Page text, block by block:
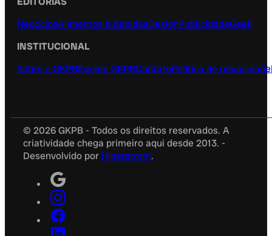
NegóciosAlimentos & BebidasDesignPublicidadeGeek
INSTITUCIONAL
Sobre o GKPBEquipe GKPBContatoPolítica de privacidade
© 2026 GKPB - Todos os direitos reservados. A
criatividade chega primeiro aqui desde 2013. -
Desenvolvido por Hiperstorm.